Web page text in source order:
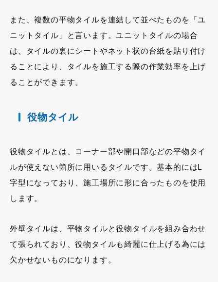
また、複数の平物タイルを連結して並べたものを「ユ
ニットタイル」と言います。ユニットタイルの場合
は、タイルの裏にシートやネット状の台紙を貼り付け
ることにより、タイルを施工する際の作業効率を上げ
ることができます。
役物タイル
役物タイルとは、コーナー部や開口部などの平物タイ
ルが使えない箇所に用いるタイルです。基本的にはL
字型になっており、施工場所に形に合ったものを使用
します。
外壁タイルは、平物タイルと役物タイルを組み合わせ
て張られており、役物タイルも綺麗に仕上げる為には
欠かせないものになります。